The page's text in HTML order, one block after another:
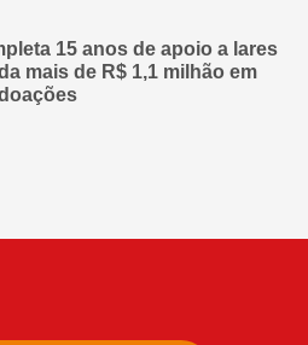
15 anos de apoio a lares
mais de R$ 1,1 milhão em